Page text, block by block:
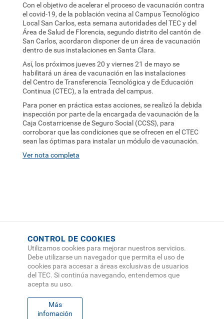
Con el objetivo de acelerar el proceso de vacunación contra
el covid-19, de la población vecina al Campus Tecnológico
Local San Carlos, esta semana autoridades del TEC y del
Área de Salud de Florencia, segundo distrito del cantón de
San Carlos, acordaron disponer de un área de vacunación
dentro de sus instalaciones en Santa Clara.
Así, los próximos jueves 20 y viernes 21 de mayo se
habilitará un área de vacunación en las instalaciones
del Centro de Transferencia Tecnológica y de Educación
Continua (CTEC), a la entrada del campus.
Para poner en práctica estas acciones, se realizó la debida
inspección por parte de la encargada de vacunación de la
Caja Costarricense de Seguro Social (CCSS), para
corroborar que las condiciones que se ofrecen en el CTEC
sean las óptimas para instalar un módulo de vacunación.
Ver nota completa
CONTROL DE COOKIES
Utilizamos cookies para mejorar nuestros servicios.
Debe utilizarse un navegador que permita el uso de
cookies para accesar a áreas exclusivas de usuarios
del TEC. Si continúa navegando, entendemos que
acepta su uso.
Más
infomación